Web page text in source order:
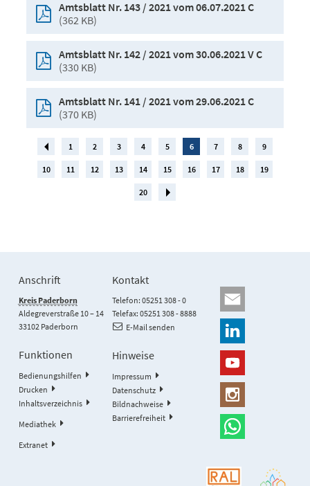
Amtsblatt Nr. 143 / 2021 vom 06.07.2021 C
(362 KB)
Amtsblatt Nr. 142 / 2021 vom 30.06.2021 V C
(330 KB)
Amtsblatt Nr. 141 / 2021 vom 29.06.2021 C
(370 KB)
1 2 3 4 5 6 7 8 9
10 11 12 13 14 15 16 17 18 19
20
Anschrift
Kreis Paderborn
Aldegreverstraße 10 – 14
33102 Paderborn
Kontakt
Telefon: 05251 308 - 0
Telefax: 05251 308 - 8888
E-Mail senden
Funktionen
Bedienungshilfen
Drucken
Inhaltsverzeichnis
Mediathek
Extranet
Hinweise
Impressum
Datenschutz
Bildnachweise
Barrierefreiheit